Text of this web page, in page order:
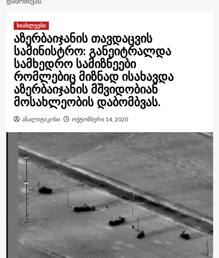
სიახლეები
აზერბაიჯანის თავდაცვის
სამინისტრო: განეიტრალდა
სამხედრო სამიზნეები
რომლებიც მიზნად ისახავდა
აზერბაიჯანის მშვიდობიან
მოსახლეობის დაბომბვას.
ანალიტიკოსი ოქტომბერი 14, 2020